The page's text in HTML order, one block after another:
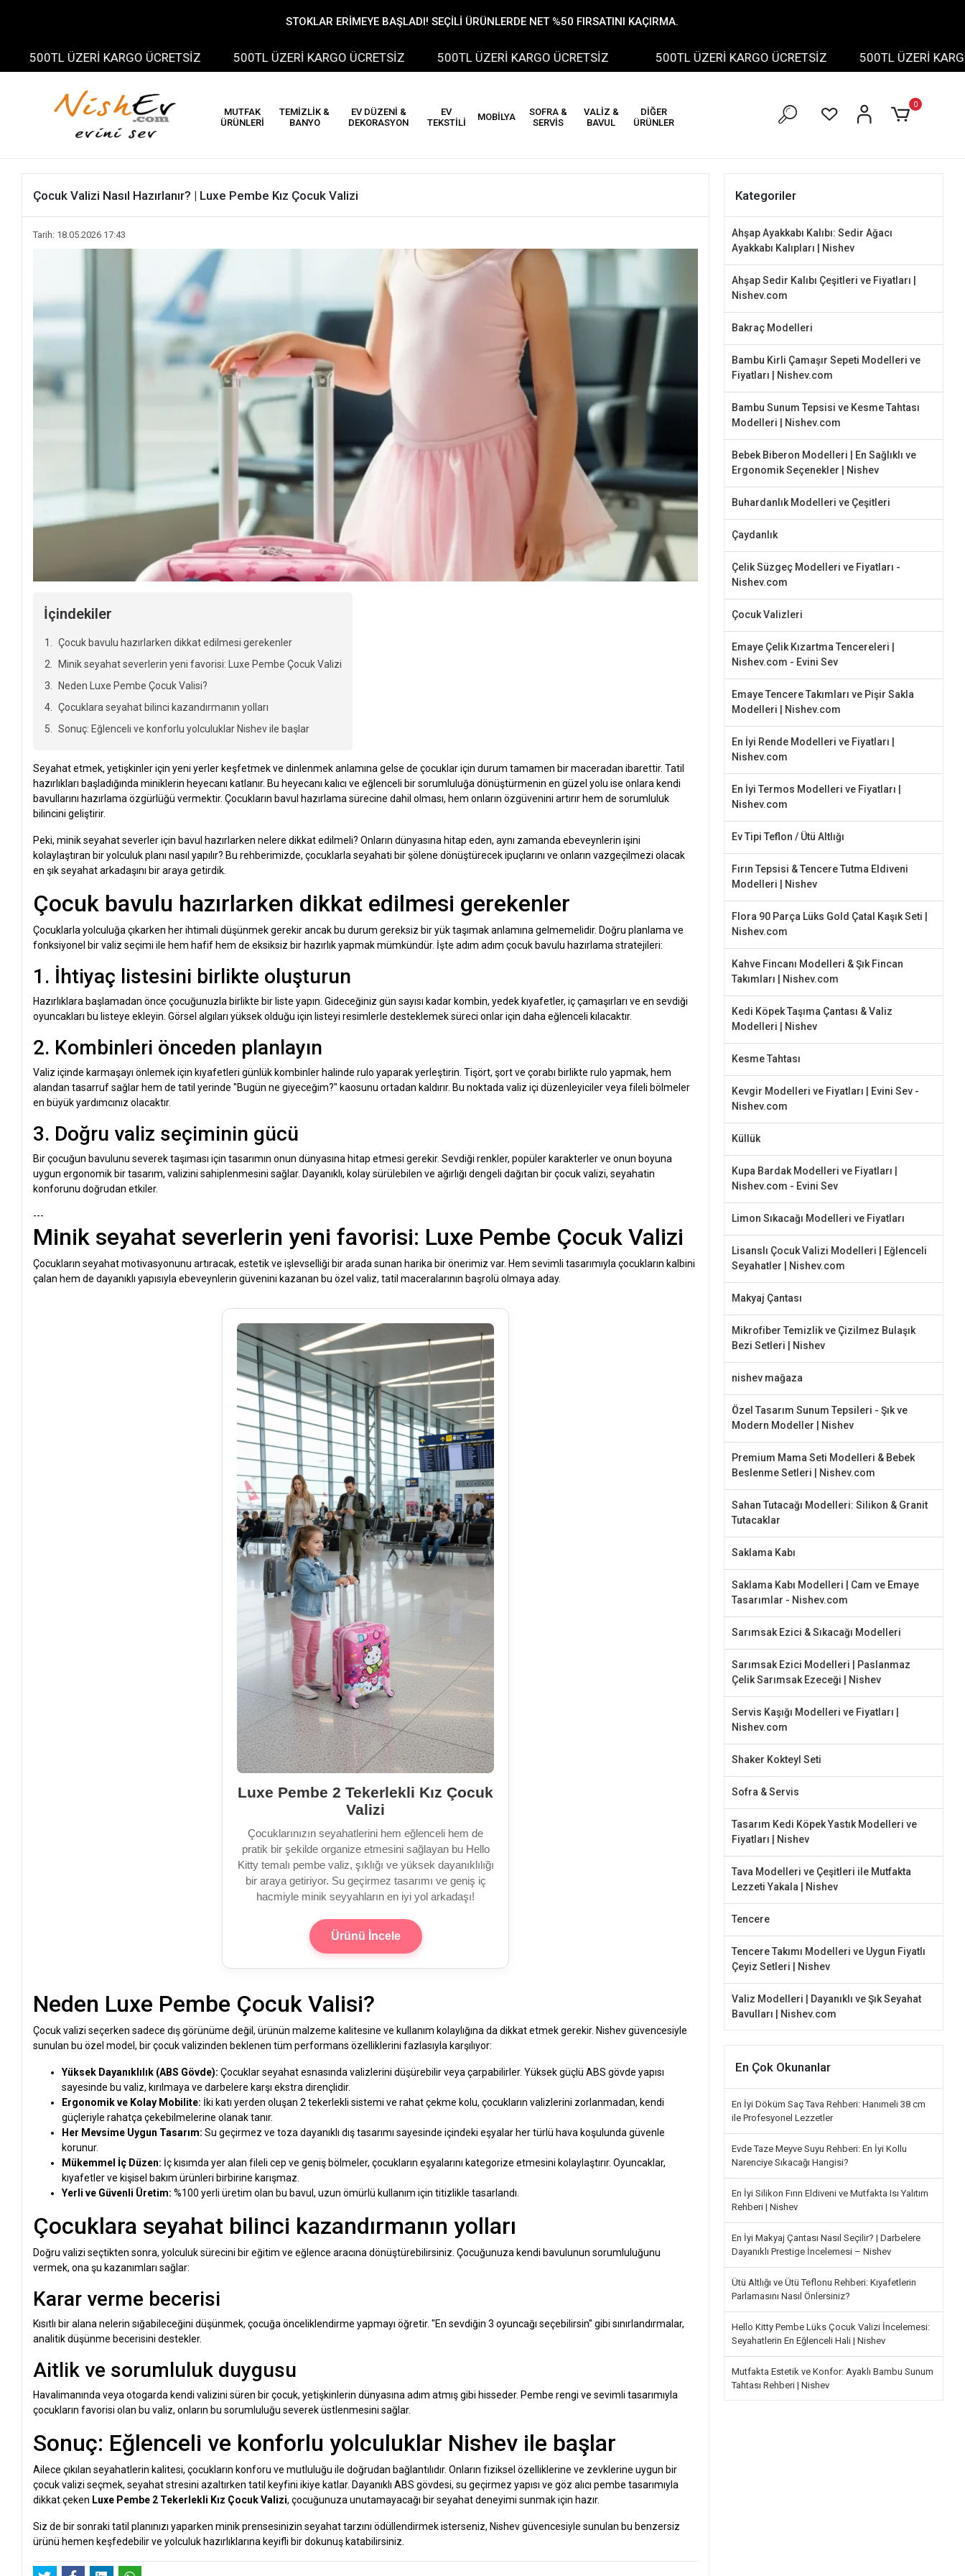
STOKLAR ERİMEYE BAŞLADI! SEÇİLİ ÜRÜNLERDE NET %50 FIRSATINI KAÇIRMA.
ÜZERİ KARGO ÜCRETSİZ 500TL ÜZERİ KARGO ÜCRETSİZ 500TL ÜZERİ KARGO ÜCRETSİZ 500TL ÜZERİ KARGO ÜCRETSİZ 500TL ÜZERİ KARGO
MUTFAK
ÜRÜNLERİ
TEMİZLİK &
BANYO
EV DÜZENİ &
DEKORASYON
EV
TEKSTİLİ
MOBİLYA
SOFRA &
SERVİS
VALİZ &
BAVUL
DİĞER
ÜRÜNLER
0
Çocuk Valizi Nasıl Hazırlanır? | Luxe Pembe Kız Çocuk Valizi
Tarih: 18.05.2026 17:43
İçindekiler
Çocuk bavulu hazırlarken dikkat edilmesi gerekenler
Minik seyahat severlerin yeni favorisi: Luxe Pembe Çocuk Valizi
Neden Luxe Pembe Çocuk Valisi?
Çocuklara seyahat bilinci kazandırmanın yolları
Sonuç: Eğlenceli ve konforlu yolculuklar Nishev ile başlar
Seyahat etmek, yetişkinler için yeni yerler keşfetmek ve dinlenmek anlamına gelse de çocuklar için durum tamamen bir maceradan ibarettir. Tatil
hazırlıkları başladığında miniklerin heyecanı katlanır. Bu heyecanı kalıcı ve eğlenceli bir sorumluluğa dönüştürmenin en güzel yolu ise onlara kendi
bavullarını hazırlama özgürlüğü vermektir. Çocukların bavul hazırlama sürecine dahil olması, hem onların özgüvenini artırır hem de sorumluluk
bilincini geliştirir.
Peki, minik seyahat severler için bavul hazırlarken nelere dikkat edilmeli? Onların dünyasına hitap eden, aynı zamanda ebeveynlerin işini
kolaylaştıran bir yolculuk planı nasıl yapılır? Bu rehberimizde, çocuklarla seyahati bir şölene dönüştürecek ipuçlarını ve onların vazgeçilmezi olacak
en şık seyahat arkadaşını bir araya getirdik.
Çocuk bavulu hazırlarken dikkat edilmesi gerekenler
Çocuklarla yolculuğa çıkarken her ihtimali düşünmek gerekir ancak bu durum gereksiz bir yük taşımak anlamına gelmemelidir. Doğru planlama ve
fonksiyonel bir valiz seçimi ile hem hafif hem de eksiksiz bir hazırlık yapmak mümkündür. İşte adım adım çocuk bavulu hazırlama stratejileri:
1. İhtiyaç listesini birlikte oluşturun
Hazırlıklara başlamadan önce çocuğunuzla birlikte bir liste yapın. Gideceğiniz gün sayısı kadar kombin, yedek kıyafetler, iç çamaşırları ve en sevdiği
oyuncakları bu listeye ekleyin. Görsel algıları yüksek olduğu için listeyi resimlerle desteklemek süreci onlar için daha eğlenceli kılacaktır.
2. Kombinleri önceden planlayın
Valiz içinde karmaşayı önlemek için kıyafetleri günlük kombinler halinde rulo yaparak yerleştirin. Tişört, şort ve çorabı birlikte rulo yapmak, hem
alandan tasarruf sağlar hem de tatil yerinde "Bugün ne giyeceğim?" kaosunu ortadan kaldırır. Bu noktada valiz içi düzenleyiciler veya fileli bölmeler
en büyük yardımcınız olacaktır.
3. Doğru valiz seçiminin gücü
Bir çocuğun bavulunu severek taşıması için tasarımın onun dünyasına hitap etmesi gerekir. Sevdiği renkler, popüler karakterler ve onun boyuna
uygun ergonomik bir tasarım, valizini sahiplenmesini sağlar. Dayanıklı, kolay sürülebilen ve ağırlığı dengeli dağıtan bir çocuk valizi, seyahatin
konforunu doğrudan etkiler.
---
Minik seyahat severlerin yeni favorisi: Luxe Pembe Çocuk Valizi
Çocukların seyahat motivasyonunu artıracak, estetik ve işlevselliği bir arada sunan harika bir önerimiz var. Hem sevimli tasarımıyla çocukların kalbini
çalan hem de dayanıklı yapısıyla ebeveynlerin güvenini kazanan bu özel valiz, tatil maceralarının başrolü olmaya aday.
Luxe Pembe 2 Tekerlekli Kız Çocuk
Valizi
Çocuklarınızın seyahatlerini hem eğlenceli hem de
pratik bir şekilde organize etmesini sağlayan bu Hello
Kitty temalı pembe valiz, şıklığı ve yüksek dayanıklılığı
bir araya getiriyor. Su geçirmez tasarımı ve geniş iç
hacmiyle minik seyyahların en iyi yol arkadaşı!
Ürünü İncele
Neden Luxe Pembe Çocuk Valisi?
Çocuk valizi seçerken sadece dış görünüme değil, ürünün malzeme kalitesine ve kullanım kolaylığına da dikkat etmek gerekir. Nishev güvencesiyle
sunulan bu özel model, bir çocuk valizinden beklenen tüm performans özelliklerini fazlasıyla karşılıyor:
Yüksek Dayanıklılık (ABS Gövde): Çocuklar seyahat esnasında valizlerini düşürebilir veya çarpabilirler. Yüksek güçlü ABS gövde yapısı
sayesinde bu valiz, kırılmaya ve darbelere karşı ekstra dirençlidir.
Ergonomik ve Kolay Mobilite: İki katı yerden oluşan 2 tekerlekli sistemi ve rahat çekme kolu, çocukların valizlerini zorlanmadan, kendi
güçleriyle rahatça çekebilmelerine olanak tanır.
Her Mevsime Uygun Tasarım: Su geçirmez ve toza dayanıklı dış tasarımı sayesinde içindeki eşyalar her türlü hava koşulunda güvenle
korunur.
Mükemmel İç Düzen: İç kısımda yer alan fileli cep ve geniş bölmeler, çocukların eşyalarını kategorize etmesini kolaylaştırır. Oyuncaklar,
kıyafetler ve kişisel bakım ürünleri birbirine karışmaz.
Yerli ve Güvenli Üretim: %100 yerli üretim olan bu bavul, uzun ömürlü kullanım için titizlikle tasarlandı.
Çocuklara seyahat bilinci kazandırmanın yolları
Doğru valizi seçtikten sonra, yolculuk sürecini bir eğitim ve eğlence aracına dönüştürebilirsiniz. Çocuğunuza kendi bavulunun sorumluluğunu
vermek, ona şu kazanımları sağlar:
Karar verme becerisi
Kısıtlı bir alana nelerin sığabileceğini düşünmek, çocuğa önceliklendirme yapmayı öğretir. "En sevdiğin 3 oyuncağı seçebilirsin" gibi sınırlandırmalar,
analitik düşünme becerisini destekler.
Aitlik ve sorumluluk duygusu
Havalimanında veya otogarda kendi valizini süren bir çocuk, yetişkinlerin dünyasına adım atmış gibi hisseder. Pembe rengi ve sevimli tasarımıyla
çocukların favorisi olan bu valiz, onların bu sorumluluğu severek üstlenmesini sağlar.
Sonuç: Eğlenceli ve konforlu yolculuklar Nishev ile başlar
Ailece çıkılan seyahatlerin kalitesi, çocukların konforu ve mutluluğu ile doğrudan bağlantılıdır. Onların fiziksel özelliklerine ve zevklerine uygun bir
çocuk valizi seçmek, seyahat stresini azaltırken tatil keyfini ikiye katlar. Dayanıklı ABS gövdesi, su geçirmez yapısı ve göz alıcı pembe tasarımıyla
dikkat çeken Luxe Pembe 2 Tekerlekli Kız Çocuk Valizi, çocuğunuza unutamayacağı bir seyahat deneyimi sunmak için hazır.
Siz de bir sonraki tatil planınızı yaparken minik prensesinizin seyahat tarzını ödüllendirmek isterseniz, Nishev güvencesiyle sunulan bu benzersiz
ürünü hemen keşfedebilir ve yolculuk hazırlıklarına keyifli bir dokunuş katabilirsiniz.
Kategoriler
Ahşap Ayakkabı Kalıbı: Sedir Ağacı
Ayakkabı Kalıpları | Nishev
Ahşap Sedir Kalıbı Çeşitleri ve Fiyatları |
Nishev.com
Bakraç Modelleri
Bambu Kirli Çamaşır Sepeti Modelleri ve
Fiyatları | Nishev.com
Bambu Sunum Tepsisi ve Kesme Tahtası
Modelleri | Nishev.com
Bebek Biberon Modelleri | En Sağlıklı ve
Ergonomik Seçenekler | Nishev
Buhardanlık Modelleri ve Çeşitleri
Çaydanlık
Çelik Süzgeç Modelleri ve Fiyatları -
Nishev.com
Çocuk Valizleri
Emaye Çelik Kızartma Tencereleri |
Nishev.com - Evini Sev
Emaye Tencere Takımları ve Pişir Sakla
Modelleri | Nishev.com
En İyi Rende Modelleri ve Fiyatları |
Nishev.com
En İyi Termos Modelleri ve Fiyatları |
Nishev.com
Ev Tipi Teflon / Ütü Altlığı
Fırın Tepsisi & Tencere Tutma Eldiveni
Modelleri | Nishev
Flora 90 Parça Lüks Gold Çatal Kaşık Seti |
Nishev.com
Kahve Fincanı Modelleri & Şık Fincan
Takımları | Nishev.com
Kedi Köpek Taşıma Çantası & Valiz
Modelleri | Nishev
Kesme Tahtası
Kevgir Modelleri ve Fiyatları | Evini Sev -
Nishev.com
Küllük
Kupa Bardak Modelleri ve Fiyatları |
Nishev.com - Evini Sev
Limon Sıkacağı Modelleri ve Fiyatları
Lisanslı Çocuk Valizi Modelleri | Eğlenceli
Seyahatler | Nishev.com
Makyaj Çantası
Mikrofiber Temizlik ve Çizilmez Bulaşık
Bezi Setleri | Nishev
nishev mağaza
Özel Tasarım Sunum Tepsileri - Şık ve
Modern Modeller | Nishev
Premium Mama Seti Modelleri & Bebek
Beslenme Setleri | Nishev.com
Sahan Tutacağı Modelleri: Silikon & Granit
Tutacaklar
Saklama Kabı
Saklama Kabı Modelleri | Cam ve Emaye
Tasarımlar - Nishev.com
Sarımsak Ezici & Sıkacağı Modelleri
Sarımsak Ezici Modelleri | Paslanmaz
Çelik Sarımsak Ezeceği | Nishev
Servis Kaşığı Modelleri ve Fiyatları |
Nishev.com
Shaker Kokteyl Seti
Sofra & Servis
Tasarım Kedi Köpek Yastık Modelleri ve
Fiyatları | Nishev
Tava Modelleri ve Çeşitleri ile Mutfakta
Lezzeti Yakala | Nishev
Tencere
Tencere Takımı Modelleri ve Uygun Fiyatlı
Çeyiz Setleri | Nishev
Valiz Modelleri | Dayanıklı ve Şık Seyahat
Bavulları | Nishev.com
En Çok Okunanlar
En İyi Döküm Saç Tava Rehberi: Hanımeli 38 cm
ile Profesyonel Lezzetler
Evde Taze Meyve Suyu Rehberi: En İyi Kollu
Narenciye Sıkacağı Hangisi?
En İyi Silikon Fırın Eldiveni ve Mutfakta Isı Yalıtım
Rehberi | Nishev
En İyi Makyaj Çantası Nasıl Seçilir? | Darbelere
Dayanıklı Prestige İncelemesi – Nishev
Ütü Altlığı ve Ütü Teflonu Rehberi: Kıyafetlerin
Parlamasını Nasıl Önlersiniz?
Hello Kitty Pembe Lüks Çocuk Valizi İncelemesi:
Seyahatlerin En Eğlenceli Hali | Nishev
Mutfakta Estetik ve Konfor: Ayaklı Bambu Sunum
Tahtası Rehberi | Nishev